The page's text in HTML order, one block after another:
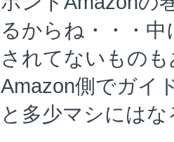
るからね・・・
されてないもの
Amazon側でガイ
と多少マシには